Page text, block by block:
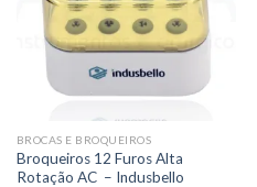
BROCAS E BROQUEIROS
Broqueiros 12 Furos Alta
Rotação AC – Indusbello